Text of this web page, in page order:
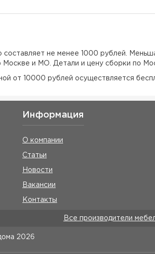
составляет не менее 1000 рублей.
Москве и МО. Детали и цену сборки по
от 10000 рублей осуществляется
Информация
О компании
Статьи
Новости
Вакансии
Контакты
Все производители
2026